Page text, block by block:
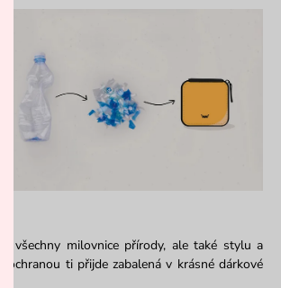
všechny milovnice přírody, ale také stylu a
ochranou ti přijde zabalená v krásné dárkové